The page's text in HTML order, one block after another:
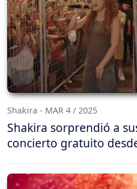
Shakira - MAR 4 / 2025
Shakira sorprendió a
concierto gratuito